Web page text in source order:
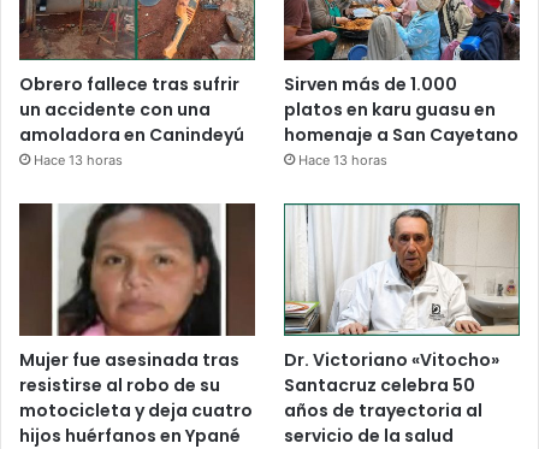
Obrero fallece tras sufrir
un accidente con una
amoladora en Canindeyú
Hace 13 horas
Sirven más de 1.000
platos en karu guasu en
homenaje a San Cayetano
Hace 13 horas
Mujer fue asesinada tras
resistirse al robo de su
motocicleta y deja cuatro
hijos huérfanos en Ypané
Dr. Victoriano «Vitocho»
Santacruz celebra 50
años de trayectoria al
servicio de la salud